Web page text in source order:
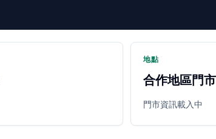
地點
合作地區門市
門市資訊載入中